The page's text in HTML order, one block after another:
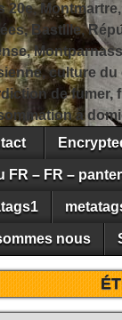
20e,
Bastille,
culture
de fumer,
à
FR – FR –
nous